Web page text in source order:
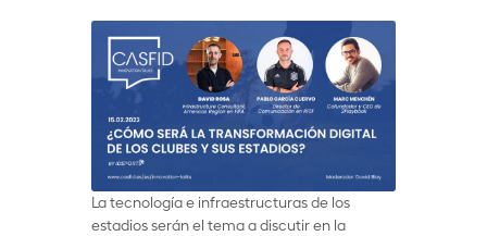
La tecnología e infraestructuras de los
estadios serán el tema a discutir en la